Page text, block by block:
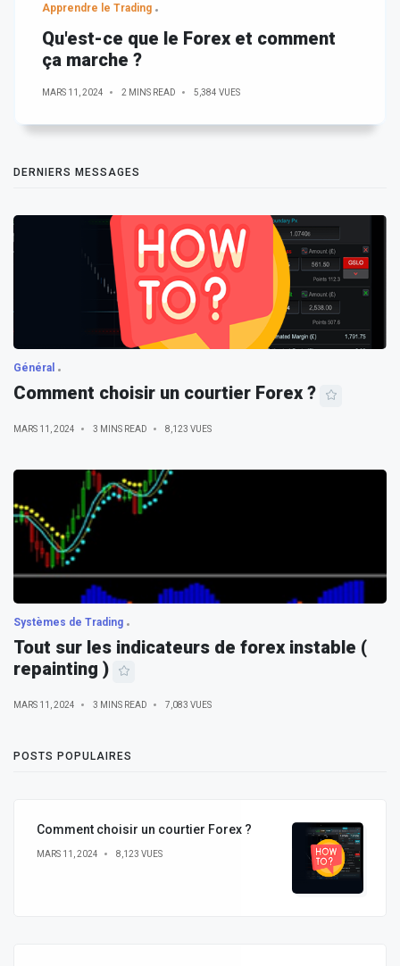
Apprendre le Trading
Qu'est-ce que le Forex et comment
ça marche ?
MARS 11, 2024 2 MINS READ 5,384 VUES
DERNIERS MESSAGES
Général
Comment choisir un courtier Forex ?
MARS 11, 2024 3 MINS READ 8,123 VUES
Systèmes de Trading
Tout sur les indicateurs de forex instable (
repainting )
MARS 11, 2024 3 MINS READ 7,083 VUES
POSTS POPULAIRES
Comment choisir un courtier Forex ?
MARS 11, 2024 8,123 VUES